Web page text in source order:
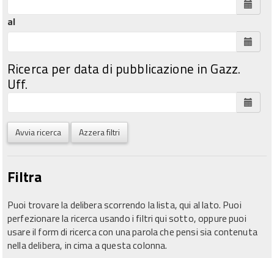
al
Ricerca per data di pubblicazione in Gazz.
Uff.
Avvia ricerca Azzera filtri
Filtra
Puoi trovare la delibera scorrendo la lista, qui al lato. Puoi
perfezionare la ricerca usando i filtri qui sotto, oppure puoi
usare il form di ricerca con una parola che pensi sia contenuta
nella delibera, in cima a questa colonna.